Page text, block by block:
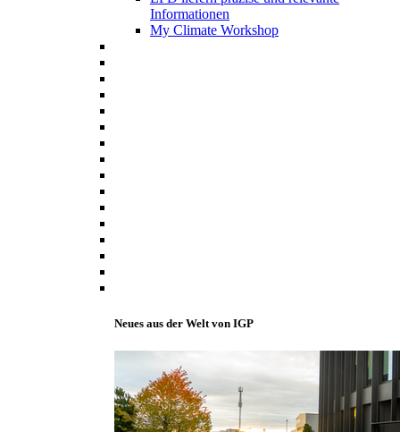
Informationen
My Climate Workshop
Neues aus der Welt von IGP